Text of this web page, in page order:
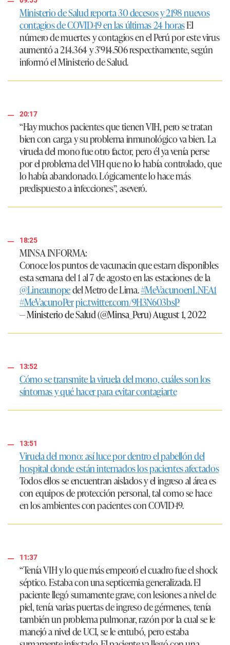
Ministerio de Salud reporta 30 decesos y 2198 nuevos
contagios de COVID-19 en las últimas 24 horasEl
número de muertes y contagios en el Perú por este virus
aumentó a 214.364 y 3′914.506 respectivamente, según
informó el Ministerio de Salud.
20:17
“Hay muchos pacientes que tienen VIH, pero se tratan
bien con carga y su problema inmunológico va bien. La
viruela del mono fue otro factor, pero él ya venía perse
por el problema del VIH que no lo había controlado, que
lo había abandonado. Lógicamente lo hace más
predispuesto a infecciones”,aseveró.
18:25
MINSA INFORMA:
Conoce los puntos de vacunacin que estarn disponibles
esta semana del 1 al 7 de agosto en las estaciones de la
@Lineaunopedel Metro de Lima.#MeVacunoenLNEA1
#MeVacunoPerpic.twitter.com/9H3N603bsP
— Ministerio de Salud (@Minsa_Peru)August 1, 2022
13:52
Cómo se transmite la viruela del mono, cuáles son los
síntomas y qué hacer para evitar contagiarte
13:51
Viruela del mono: así luce por dentro el pabellón del
hospital donde están internados los pacientes afectados
Todos ellos se encuentran aislados y el ingreso al área es
con equipos de protección personal, tal como se hace
en los ambientes con pacientes con COVID-19.
11:37
“Tenía VIH y lo que más empeoró el cuadro fue el shock
séptico. Estaba con una septicemia generalizada. El
paciente llegó sumamente grave, con lesiones a nivel de
piel, tenía varias puertas de ingreso de gérmenes, tenía
también un problema pulmonar, razón por la cual se le
manejó a nivel de UCI, se le entubó, pero estaba